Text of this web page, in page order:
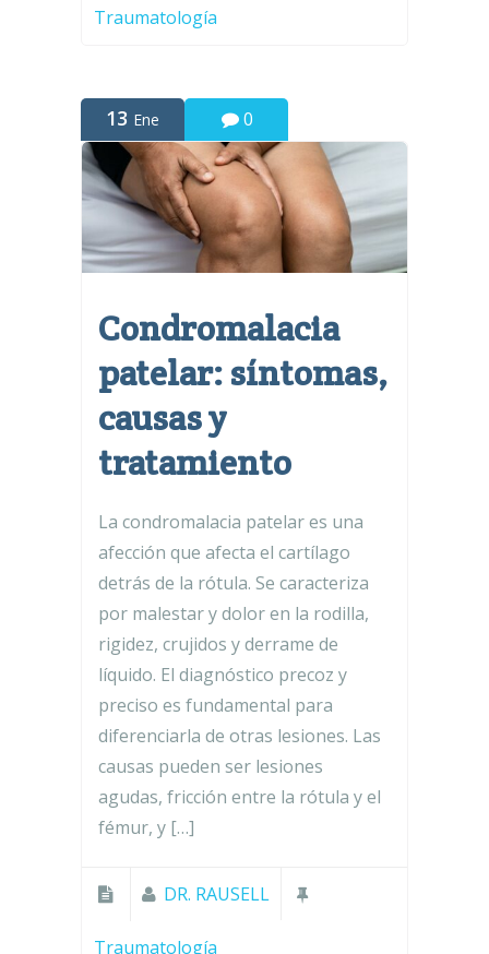
Traumatología
13 Ene 0
Condromalacia
patelar: síntomas,
causas y
tratamiento
La condromalacia patelar es una
afección que afecta el cartílago
detrás de la rótula. Se caracteriza
por malestar y dolor en la rodilla,
rigidez, crujidos y derrame de
líquido. El diagnóstico precoz y
preciso es fundamental para
diferenciarla de otras lesiones. Las
causas pueden ser lesiones
agudas, fricción entre la rótula y el
fémur, y […]
DR. RAUSELL
Traumatología